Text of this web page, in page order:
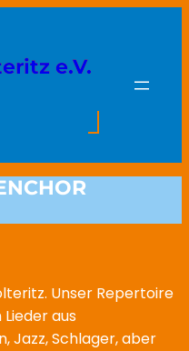
e.V.
Unser Repertoire
aus
Jazz, Schlager, aber